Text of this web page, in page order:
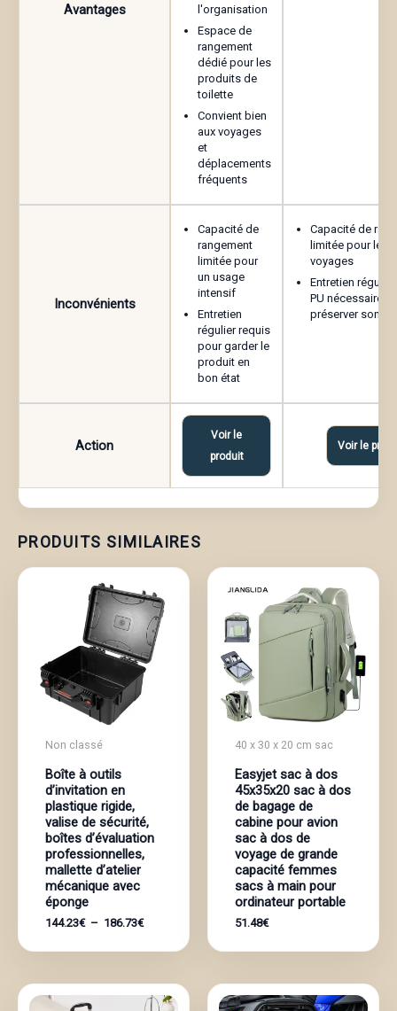
dans le navigateur pour mon prochain
Avantages
l'organisation
Espace de
rangement
dédié pour les
produits de
toilette
Convient bien
aux voyages
et
déplacements
fréquents
Inconvénients
Capacité de
rangement
limitée pour
un usage
intensif
Entretien
régulier requis
pour garder le
produit en
bon état
Capacité de
limitée pour les
voyages
Entretien
PU nécessaire
préserver son
Action
Voir le
produit
Voir le
PRODUITS SIMILAIRES
Non classé
Boîte à outils
d’invitation en
plastique rigide,
valise de sécurité,
boîtes d’évaluation
professionnelles,
mallette d’atelier
mécanique avec
éponge
144.23€ – 186.73€Plage
prix :
à
186.73€
40 x 30 x 20 cm sac
Easyjet sac à dos
45x35x20 sac à dos
de bagage de
cabine pour avion
sac à dos de
voyage de grande
capacité femmes
sacs à main pour
ordinateur portable
51.48€